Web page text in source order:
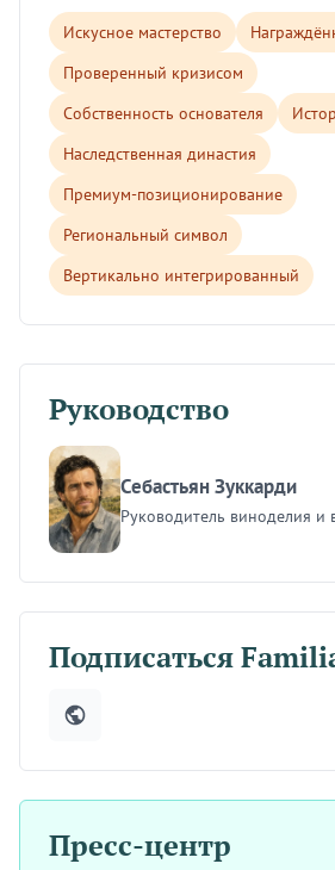
Искусное мастерство
Проверенный кризисом
Собственность основателя
Наследственная династия
Премиум-позиционирование
Региональный символ
Вертикально интегрированный
Руководство
Себастьян Зуккарди
Руководитель виноделия и
Подписаться
Пресс-центр